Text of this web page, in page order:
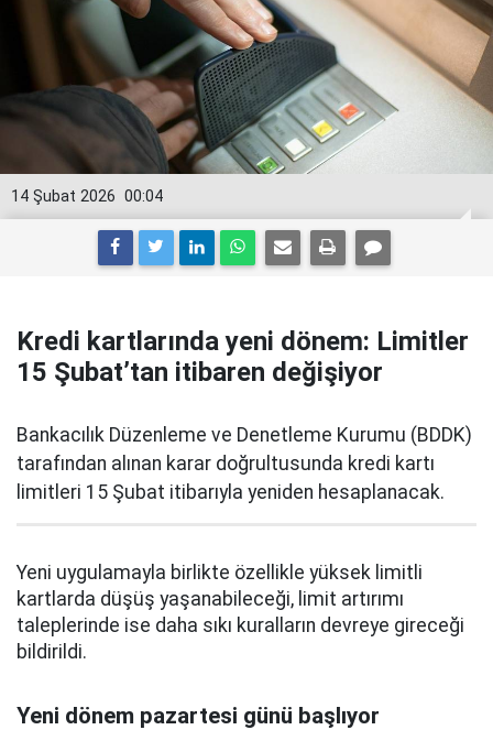
00:04
14 Şubat 2026
Kredi kartlarında yeni dönem: Limitler
15 Şubat’tan itibaren değişiyor
Bankacılık Düzenleme ve Denetleme Kurumu (BDDK)
tarafından alınan karar doğrultusunda kredi kartı
limitleri 15 Şubat itibarıyla yeniden hesaplanacak.
Yeni uygulamayla birlikte özellikle yüksek limitli
kartlarda düşüş yaşanabileceği, limit artırımı
taleplerinde ise daha sıkı kuralların devreye gireceği
bildirildi.
Yeni dönem pazartesi günü başlıyor